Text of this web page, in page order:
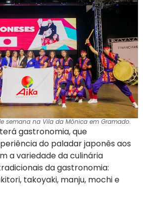
semana na Vila da Mônica em Gramado.
gastronomia, que
do paladar japonês aos
a variedade da culinária
da gastronomia:
takoyaki, manju, mochi e